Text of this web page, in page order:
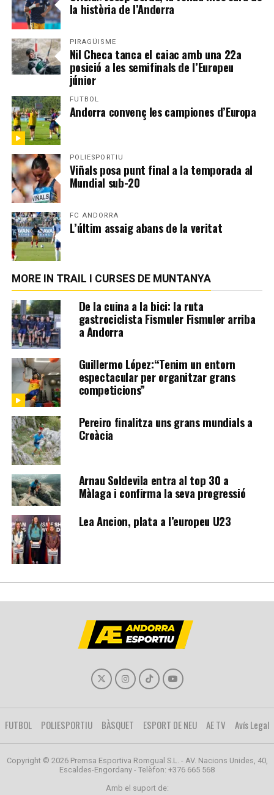
la història de l’Andorra
PIRAGÜISME
Nil Checa tanca el caiac amb una 22a
posició a les semifinals de l’Europeu
júnior
FUTBOL
Andorra convenç les campiones d’Europa
POLIESPORTIU
Viñals posa punt final a la temporada al
Mundial sub-20
FC ANDORRA
L’últim assaig abans de la veritat
MORE IN TRAIL I CURSES DE MUNTANYA
De la cuina a la bici: la ruta
gastrociclista Fismuler Fismuler arriba
a Andorra
Guillermo López:“Tenim un entorn
espectacular per organitzar grans
competicions”
Pereiro finalitza uns grans mundials a
Croàcia
Arnau Soldevila entra al top 30 a
Màlaga i confirma la seva progressió
Lea Ancion, plata a l’europeu U23
FUTBOL POLIESPORTIU BÀSQUET ESPORT DE NEU AE TV Avís Legal
Copyright © 2026 Premsa Esportiva Romgual S.L. - AV. Nacions Unides, 40,
Escaldes-Engordany - Telèfon: +376 665 568
Amb el suport de: